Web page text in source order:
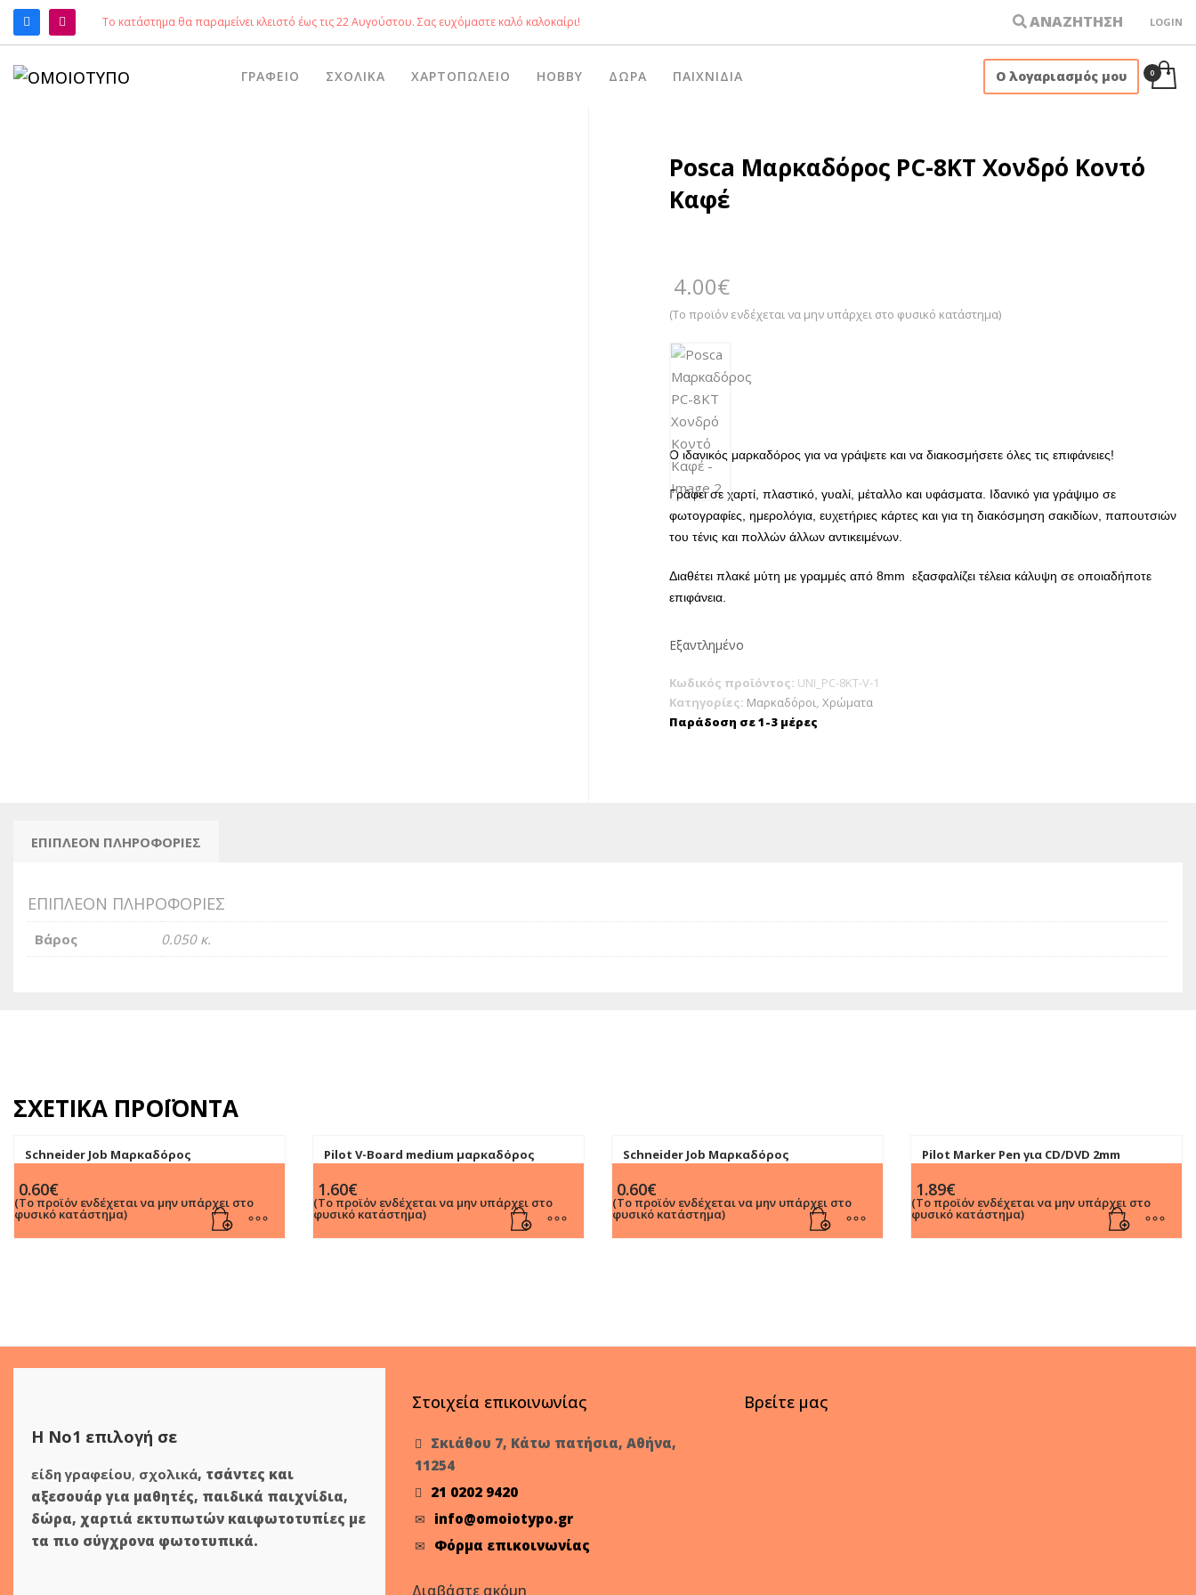
ΑΝΑΖΉΤΗΣΗ
Το κατάστημα θα παραμείνει κλειστό έως τις 22 Αυγούστου. Σας ευχόμαστε καλό καλοκαίρι! ΑΝΑΖΗΤΗΣΗ LOGIN
ΓΡΑΦΕΊΟ ΣΧΟΛΙΚΆ ΧΑΡΤΟΠΩΛΕΊΟ HOBBY ΔΏΡΑ ΠΑΙΧΝΊΔΙΑ Ο λογαριασμός μου
Posca Μαρκαδόρος PC-8ΚΤ Χονδρό Κοντό
Καφέ
4.00€
(Το προϊόν ενδέχεται να μην υπάρχει στο φυσικό κατάστημα)
Ο ιδανικός μαρκαδόρος για να γράψετε και να διακοσμήσετε όλες τις επιφάνειες!
Γράφει σε χαρτί, πλαστικό, γυαλί, μέταλλο και υφάσματα. Ιδανικό για γράψιμο σε
φωτογραφίες, ημερολόγια, ευχετήριες κάρτες και για τη διακόσμηση σακιδίων, παπουτσιών
του τένις και πολλών άλλων αντικειμένων.
Διαθέτει πλακέ μύτη με γραμμές από 8mm εξασφαλίζει τέλεια κάλυψη σε οποιαδήποτε
επιφάνεια.
Εξαντλημένο
Κωδικός προϊόντος: UNI_PC-8KT-V-1
Κατηγορίες: Μαρκαδόροι, Χρώματα
Παράδοση σε 1-3 μέρες
ΕΠΙΠΛΈΟΝ ΠΛΗΡΟΦΟΡΊΕΣ
ΕΠΙΠΛΈΟΝ ΠΛΗΡΟΦΟΡΊΕΣ
Βάρος 0.050 κ.
ΣΧΕΤΙΚΆ ΠΡΟΪΌΝΤΑ
Schneider Job Μαρκαδόρος
0.60€
(Το προϊόν ενδέχεται να μην υπάρχει στο
φυσικό κατάστημα)
Pilot V-Board medium μαρκαδόρος
1.60€
(Το προϊόν ενδέχεται να μην υπάρχει στο
φυσικό κατάστημα)
Schneider Job Μαρκαδόρος
0.60€
(Το προϊόν ενδέχεται να μην υπάρχει στο
φυσικό κατάστημα)
Pilot Marker Pen για CD/DVD 2mm
1.89€
(Το προϊόν ενδέχεται να μην υπάρχει στο
φυσικό κατάστημα)
Η Νο1 επιλογή σε
είδη γραφείου, σχολικά, τσάντες και
αξεσουάρ για μαθητές, παιδικά παιχνίδια,
δώρα, χαρτιά εκτυπωτών καιφωτοτυπίες με
τα πιο σύγχρονα φωτοτυπικά.
Στοιχεία επικοινωνίας
Σκιάθου 7, Κάτω πατήσια, Αθήνα,
11254
21 0202 9420
info@omoiotypo.gr
Φόρμα επικοινωνίας
Διαβάστε ακόμη
Βρείτε μας